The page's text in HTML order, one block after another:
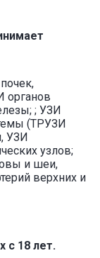
органов
; УЗИ
(ТРУЗИ
УЗИ
узлов;
и шеи,
верхних и
с 18 лет.